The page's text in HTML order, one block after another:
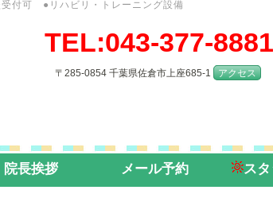
付可 ●リハビリ・トレーニング設備
TEL:043-377-8881
〒285-0854 千葉県佐倉市上座685-1 アクセス
院長挨拶 メール予約 ス